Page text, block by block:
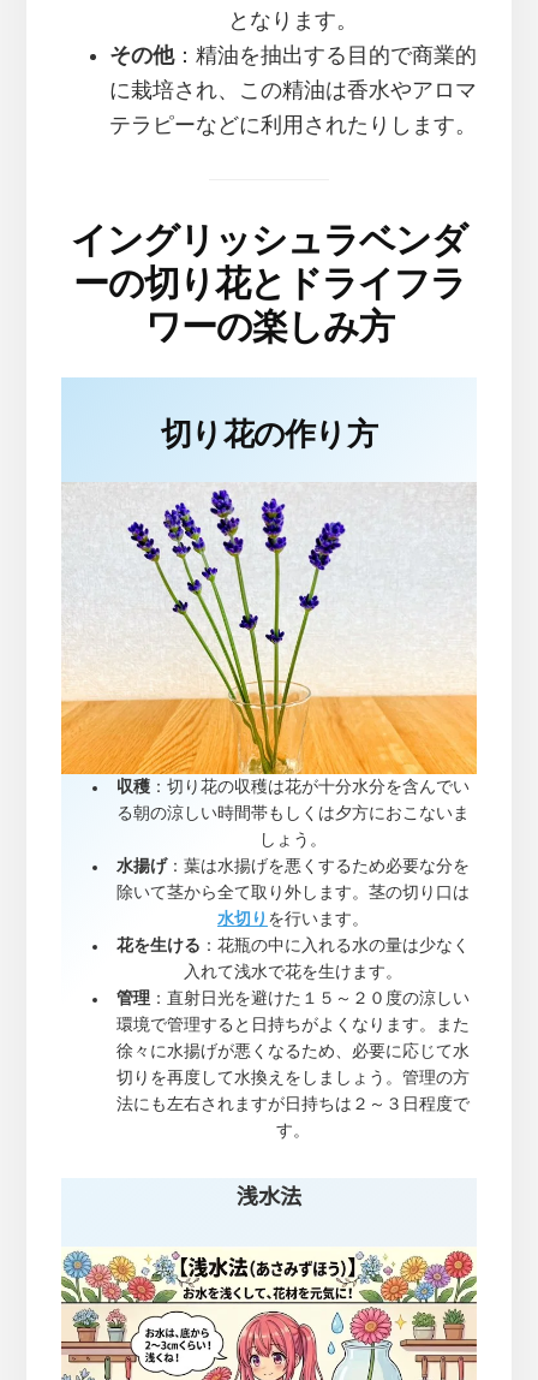
となります。
その他：精油を抽出する目的で商業的
に栽培され、この精油は香水やアロマ
テラピーなどに利用されたりします。
イングリッシュラベンダ
ーの切り花とドライフラ
ワーの楽しみ方
切り花の作り方
収穫 ：切り花の収穫は花が十分水分を含んでい
る朝の涼しい時間帯もしくは夕方におこないま
しょう。
水揚げ：葉は水揚げを悪くするため必要な分を
除いて茎から全て取り外します。茎の切り口は
水切り を行います。
花を生ける ：花瓶の中に入れる水の量は少なく
入れて浅水で花を生けます。
管理 ：直射日光を避けた１５～２０度の涼しい
環境で管理すると日持ちがよくなります。また
徐々に水揚げが悪くなるため、必要に応じて水
切りを再度して水換えをしましょう。管理の方
法にも左右されますが日持ちは２～３日程度で
す。
浅水法